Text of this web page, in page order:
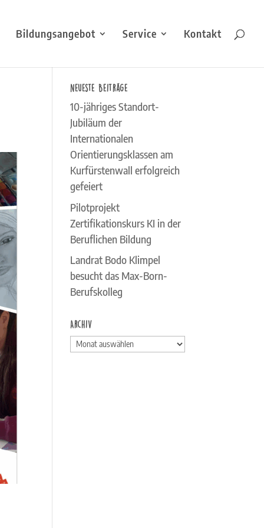
Bildungsangebot Service Kontakt
Neueste Beiträge
10-jähriges Standort-
Jubiläum der
Internationalen
Orientierungsklassen am
Kurfürstenwall erfolgreich
gefeiert
Pilotprojekt
Zertifikationskurs KI in der
Beruflichen Bildung
Landrat Bodo Klimpel
besucht das Max-Born-
Berufskolleg
Archiv
Archiv